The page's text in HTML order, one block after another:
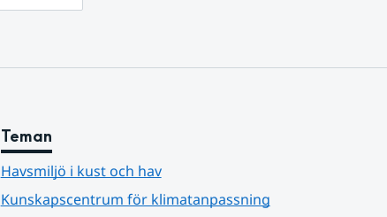
Teman
Havsmiljö i kust och hav
Kunskapscentrum för klimatanpassning